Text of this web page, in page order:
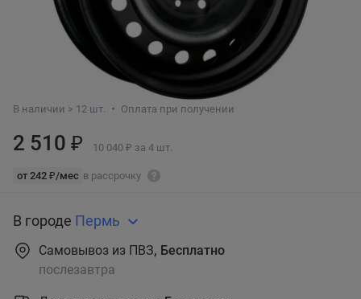
В наличии > 12 шт. Оплата при получении
2 510 ₽ 10 040 ₽ за 4 шт.
от 242 ₽/мес в рассрочку
В городе Пермь
Самовывоз из ПВЗ, Бесплатно
послезавтра